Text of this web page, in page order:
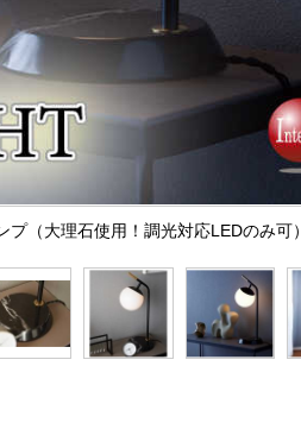
（大理石使用！調光対応LEDのみ可）